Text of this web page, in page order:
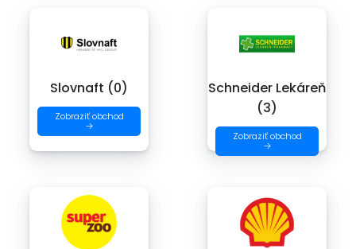
Slovnaft (0)
Zobraziť obchod
→
Schneider Lekáreň
(3)
Zobraziť obchod
→